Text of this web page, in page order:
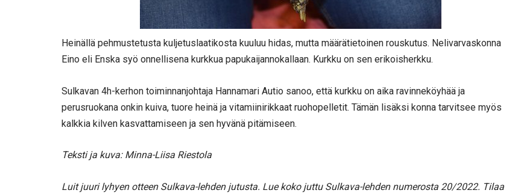
Heinällä pehmustetusta kuljetuslaatikosta kuuluu hidas, mutta määrätietoinen rouskutus. Nelivarvaskonna
Eino eli Enska syö onnellisena kurkkua papukaijannokallaan. Kurkku on sen erikoisherkku.
Sulkavan 4h-kerhon toiminnanjohtaja Hannamari Autio sanoo, että kurkku on aika ravinneköyhää ja
perusruokana onkin kuiva, tuore heinä ja vitamiinirikkaat ruohopelletit. Tämän lisäksi konna tarvitsee myös
kalkkia kilven kasvattamiseen ja sen hyvänä pitämiseen.
Teksti ja kuva: Minna-Liisa Riestola
Luit juuri lyhyen otteen Sulkava-lehden jutusta. Lue koko juttu Sulkava-lehden numerosta 20/2022. Tilaa